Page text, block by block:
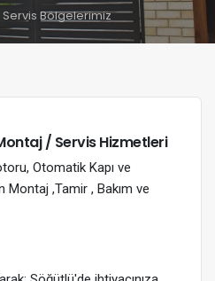
Servis Bölgelerimiz
/ Servis Hizmetleri
Otomatik Kapı ve
Montaj ,Tamir , Bakım ve